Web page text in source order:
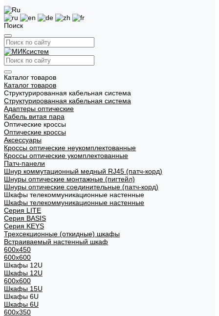
Поиск
Каталог товаров
Каталог товаров
Структурированная кабельная система
Структурированная кабельная система
Адаптеры оптические
Кабель витая пара
Оптические кроссы
Оптические кроссы
Аксессуары
Кроссы оптические неукомплектованные
Кроссы оптические укомплектованные
Патч-панели
Шнур коммутационный медный RJ45 (патч-корд)
Шнуры оптические монтажные (пигтейл)
Шнуры оптические соединительные (патч-корд)
Шкафы телекоммуникационные настенные
Шкафы телекоммуникационные настенные
Cерия LITE
Cерия BASIS
Cерия KEYS
Трехсекционные (откидные) шкафы
Встраиваемый настенный шкаф
600x450
600x600
Шкафы 12U
Шкафы 12U
600x600
Шкафы 15U
Шкафы 6U
Шкафы 6U
600x350